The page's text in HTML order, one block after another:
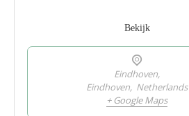
Bekijk
Eindhoven,
Eindhoven, Netherlands
+ Google Maps